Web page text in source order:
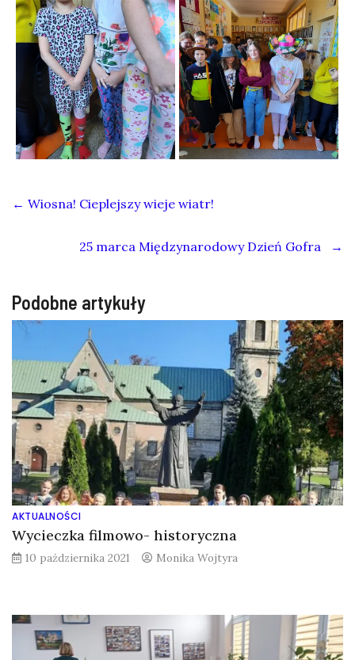
← Wiosna! Cieplejszy wieje wiatr!
25 marca Międzynarodowy Dzień Gofra →
Podobne artykuły
AKTUALNOŚCI
Wycieczka filmowo- historyczna
10 października 2021 Monika Wojtyra